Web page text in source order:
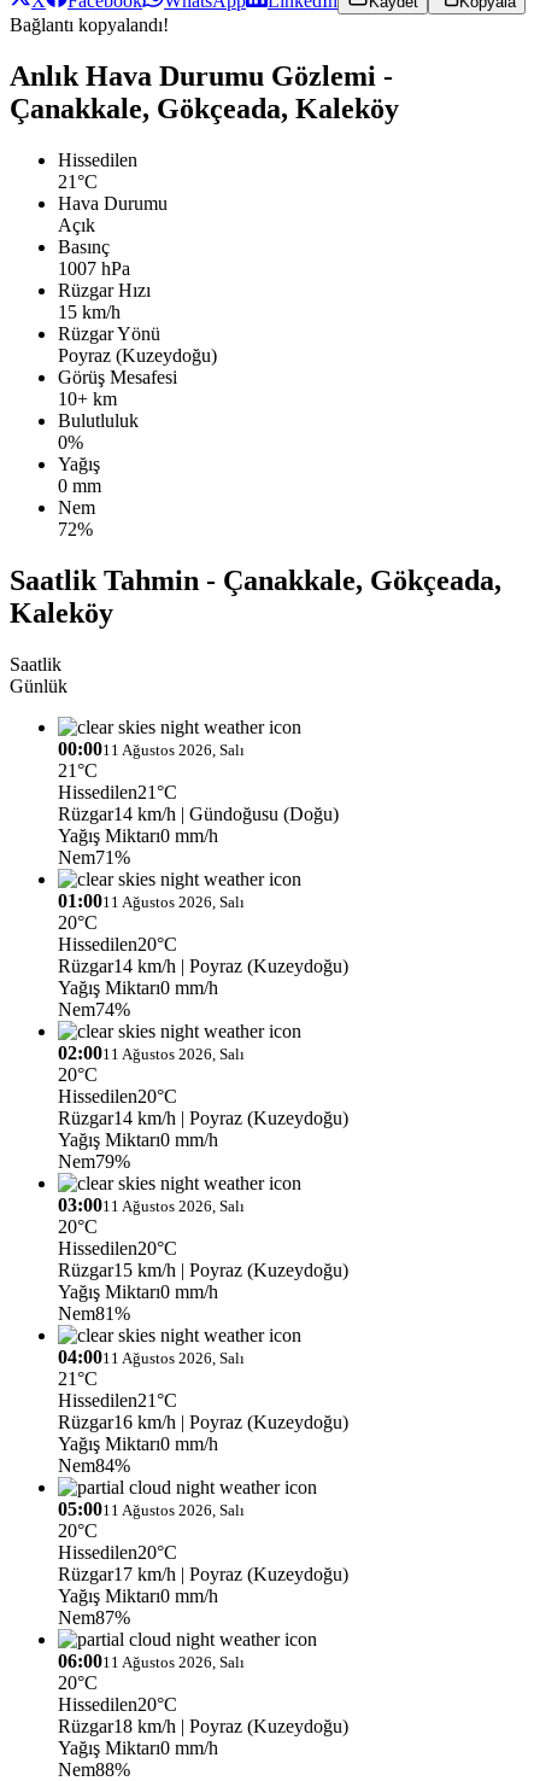
Bağlantı kopyalandı!
Anlık Hava Durumu Gözlemi -
Çanakkale, Gökçeada, Kaleköy
Hissedilen
21°C
Hava Durumu
Açık
Basınç
1007 hPa
Rüzgar Hızı
15 km/h
Rüzgar Yönü
Poyraz (Kuzeydoğu)
Görüş Mesafesi
10+ km
Bulutluluk
0%
Yağış
0 mm
Nem
72%
Saatlik Tahmin - Çanakkale, Gökçeada,
Kaleköy
Saatlik
Günlük
00:0011 Ağustos 2026, Salı
21°C
Hissedilen21°C
Rüzgar14 km/h | Gündoğusu (Doğu)
Yağış Miktarı0 mm/h
Nem71%
01:0011 Ağustos 2026, Salı
20°C
Hissedilen20°C
Rüzgar14 km/h | Poyraz (Kuzeydoğu)
Yağış Miktarı0 mm/h
Nem74%
02:0011 Ağustos 2026, Salı
20°C
Hissedilen20°C
Rüzgar14 km/h | Poyraz (Kuzeydoğu)
Yağış Miktarı0 mm/h
Nem79%
03:0011 Ağustos 2026, Salı
20°C
Hissedilen20°C
Rüzgar15 km/h | Poyraz (Kuzeydoğu)
Yağış Miktarı0 mm/h
Nem81%
04:0011 Ağustos 2026, Salı
21°C
Hissedilen21°C
Rüzgar16 km/h | Poyraz (Kuzeydoğu)
Yağış Miktarı0 mm/h
Nem84%
05:0011 Ağustos 2026, Salı
20°C
Hissedilen20°C
Rüzgar17 km/h | Poyraz (Kuzeydoğu)
Yağış Miktarı0 mm/h
Nem87%
06:0011 Ağustos 2026, Salı
20°C
Hissedilen20°C
Rüzgar18 km/h | Poyraz (Kuzeydoğu)
Yağış Miktarı0 mm/h
Nem88%